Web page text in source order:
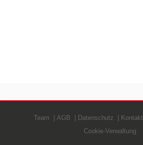
Team AGB Datenschutz Kontakt
Cookie-Verwaltung